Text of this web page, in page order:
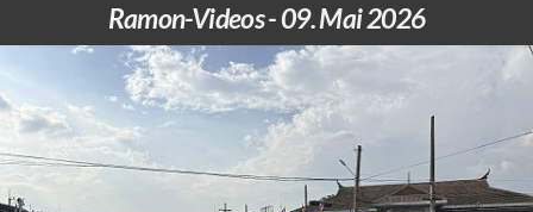
Ramon-Videos - 09. Mai 2026